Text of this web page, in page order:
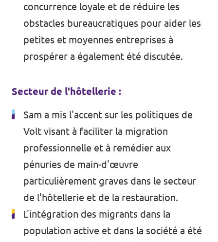
concurrence loyale et de réduire les
obstacles bureaucratiques pour aider les
petites et moyennes entreprises à
prospérer a également été discutée.
Secteur de l'hôtellerie :
Sam a mis l'accent sur les politiques de
Volt visant à faciliter la migration
professionnelle et à remédier aux
pénuries de main-d'œuvre
particulièrement graves dans le secteur
de l'hôtellerie et de la restauration.
L'intégration des migrants dans la
population active et dans la société a été